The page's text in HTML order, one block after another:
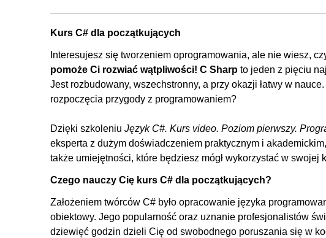
3.3. Konwersja typów
3.4. Funkcje matematyczne
3.5. Operatory inkrementacji i dekrementacji
4. Wyrażenia logiczne
4.1. Operatory koniunkcji
4.3. Złożone wyrażenia logiczne
5. Proste operacje na tekstach
5.3. Prezentowanie wyników z formatowaniem tekstu
6. Kolejność wykonywania działań
Kurs C# dla początkujących
Interesujesz się tworzeniem oprogramowania, ale nie wiesz,
pomoże Ci rozwiać wątpliwości! C Sharp to jeden z pięciu
Jest rozbudowany, wszechstronny, a przy okazji łatwy w
rozpoczęcia przygody z programowaniem?
Dzięki szkoleniu Język C#. Kurs video. Poziom pierwszy.
eksperta z dużym doświadczeniem praktycznym i
także umiejętności, które będziesz mógł wykorzystać w swojej
Czego nauczy Cię kurs C# dla początkujących?
Założeniem twórców C# było opracowanie języka
obiektowy. Jego popularność oraz uznanie profesjonalistów
dziewięć godzin dzieli Cię od swobodnego poruszania się w